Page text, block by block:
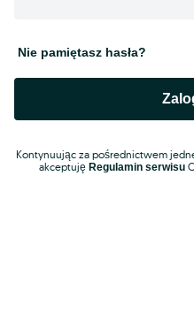
Nie pamiętasz hasła?
Kontynuując za pośrednictwem
akceptuję Regulamin serwisu